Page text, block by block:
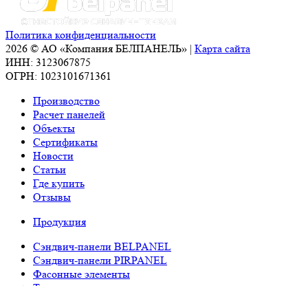
Политика конфиденциальности
2026 © АО «Компания БЕЛПАНЕЛЬ» | Карта сайта
ИНН: 3123067875
ОГРН: 1023101671361
Производство
Расчет панелей
Объекты
Сертификаты
Новости
Статьи
Где купить
Отзывы
Продукция
Сэндвич-панели BELPANEL
Сэндвич-панели PIRPANEL
Фасонные элементы